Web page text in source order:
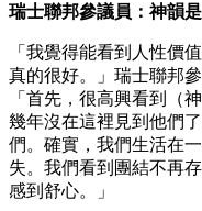
瑞士聯邦參議員：神韻
「我覺得能看到人性價
真的很好。」瑞士聯邦參
「首先，很高興看到（
幾年沒在這裡見到他們
們。確實，我們生活在
失。我們看到團結不再
感到舒心。」